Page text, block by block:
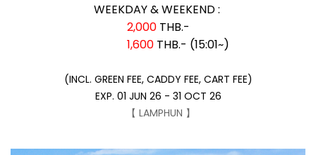
WEEKDAY & WEEKEND :
2,000THB.-
1,600 THB.- (15:01~)
(INCL. GREEN FEE, CADDY FEE, CART FEE)
EXP. 01 JUN 26 - 31 OCT 26
【 LAMPHUN 】